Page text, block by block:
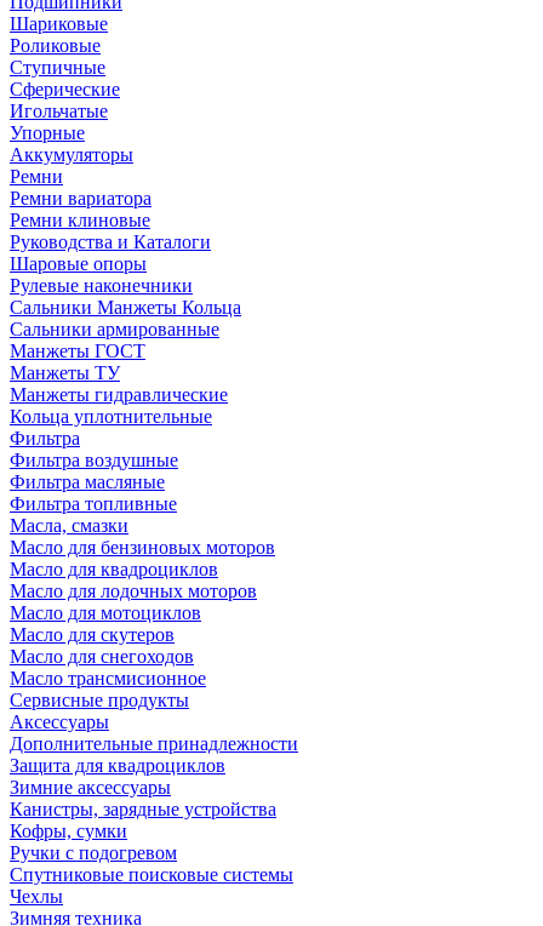
Шариковые
Роликовые
Ступичные
Сферические
Игольчатые
Упорные
Аккумуляторы
Ремни
Ремни вариатора
Ремни клиновые
Руководства и Каталоги
Шаровые опоры
Рулевые наконечники
Сальники Манжеты Кольца
Сальники армированные
Манжеты ГОСТ
Манжеты ТУ
Манжеты гидравлические
Кольца уплотнительные
Фильтра
Фильтра воздушные
Фильтра масляные
Фильтра топливные
Масла, смазки
Масло для бензиновых моторов
Масло для квадроциклов
Масло для лодочных моторов
Масло для мотоциклов
Масло для скутеров
Масло для снегоходов
Масло трансмисионное
Сервисные продукты
Аксессуары
Дополнительные принадлежности
Защита для квадроциклов
Зимние аксессуары
Канистры, зарядные устройства
Кофры, сумки
Ручки с подогревом
Спутниковые поисковые системы
Чехлы
Зимняя техника